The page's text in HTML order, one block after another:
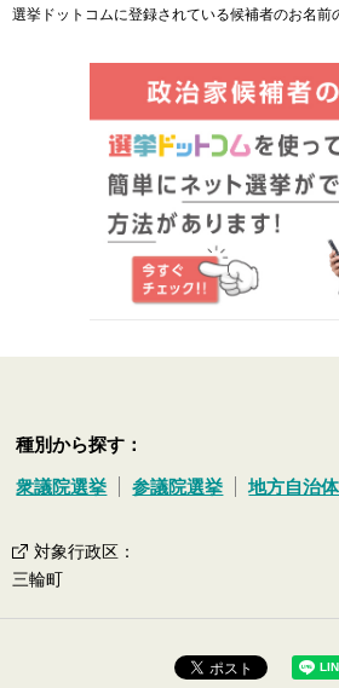
選挙ドットコムに登録されている候補者のお名前
種別から探す：
衆議院選挙 参議院選挙 地方自治
対象行政区 ：
三輪町